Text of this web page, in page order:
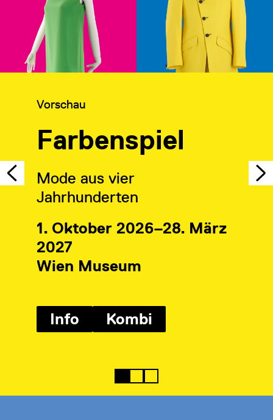
Farbenspiel
Kategorie:
Vorschau
Mode aus vier
Jahrhunderten
1. Oktober 2026–28. März
2027
Wien Museum
Info Kombi